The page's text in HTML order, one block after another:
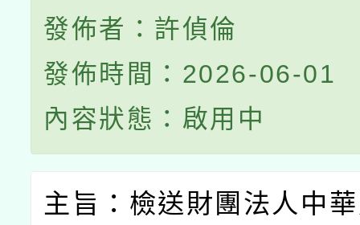
發佈者：許偵倫
發佈時間：2026-06-01
內容狀態：啟用中
主旨：檢送財團法人中